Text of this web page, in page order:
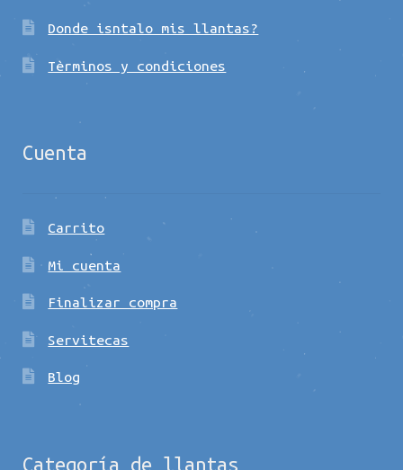
Donde isntalo mis llantas?
Tèrminos y condiciones
Cuenta
Carrito
Mi cuenta
Finalizar compra
Servitecas
Blog
Categoría de llantas